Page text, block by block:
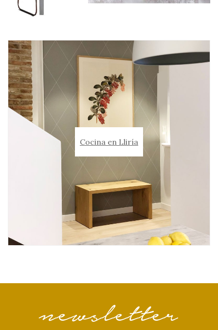
Cocina en Lliría